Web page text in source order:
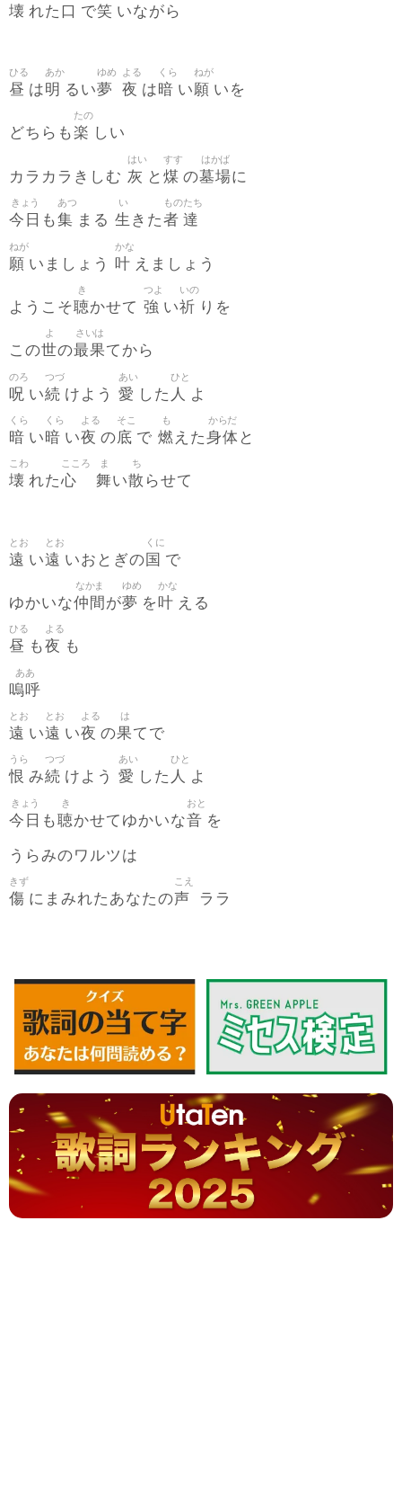
壊 れた 口 で笑 いながら
昼
ひる
は明
あか
るい夢
ゆめ
夜
よる
は暗
くら
い願
ねが
いを
どちらも 楽
たの
しい
カラカラきしむ 灰
はい
と 煤
すす
の墓場
はかば
に
今日
きょう
も集
あつ
まる 生
い
きた者
もの
達
たち
願
ねが
いましょう 叶
かな
えましょう
ようこそ聴
き
かせて 強
つよ
い祈
いの
りを
この世
よ
の最果
さいは
てから
呪
のろ
い続
つづ
けよう 愛
あい
した 人
ひと
よ
暗
くら
い暗
くら
い夜
よる
の底
そこ
で 燃
も
えた身体
からだ
と
壊
こわ
れた心
こころ
舞
ま
い散
ち
らせて
遠
とお
い遠
とお
いおとぎの国
くに
で
ゆかいな仲間
なかま
が夢
ゆめ
を叶
かな
える
昼
ひる
も夜
よる
も
嗚呼
ああ
遠
とお
い遠
とお
い夜
よる
の果
は
てで
恨
うら
み続
つづ
けよう 愛
あい
した 人
ひと
よ
今日
きょう
も聴
き
かせてゆかいな音
おと
を
うらみのワルツは
傷
きず
にまみれたあなたの声
こえ
ララ